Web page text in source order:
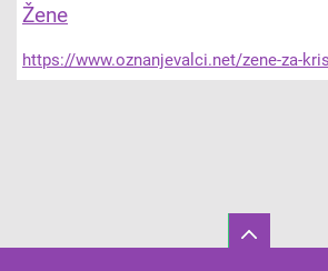
Žene
https://www.oznanjevalci.net/zene-za-